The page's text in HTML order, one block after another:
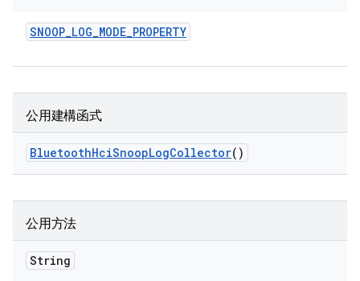
SNOOP_LOG_MODE_PROPERTY
公用建構函式
BluetoothHciSnoopLogCollector()
公用方法
String